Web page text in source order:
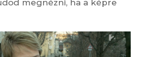
megnézni, ha a képre